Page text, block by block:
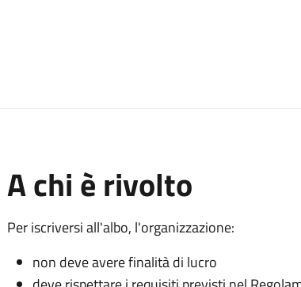
A chi è rivolto
Per iscriversi all'albo, l'organizzazione:
non deve avere finalità di lucro